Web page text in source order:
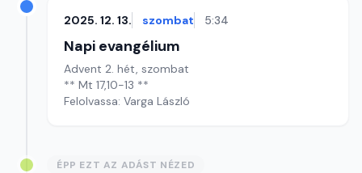
2025. 12. 13. szombat 5:34
Napi evangélium
Advent 2. hét, szombat
** Mt 17,10-13 **
Felolvassa: Varga László
ÉPP EZT AZ ADÁST NÉZED